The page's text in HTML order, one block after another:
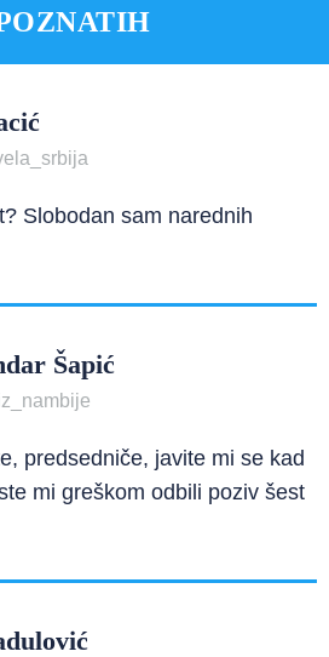
Slobodan sam narednih
Šapić
predsedniče, javite mi se kad
mi greškom odbili poziv šest